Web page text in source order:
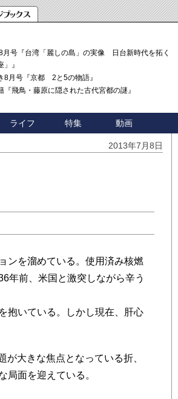
月号『台湾「麗しの島」の実像 日台新時代を拓く「3
』
8月号『京都 2と5の物語』
『飛鳥・藤原に隠された古代宮都の謎』
ライフ 特集 動画
2013年7月8日
ンを溜めている。使用済み核燃
年前、米国と激突しながら辛う
抱いている。しかし現在、肝心
大きな焦点となっている折、
局面を迎えている。